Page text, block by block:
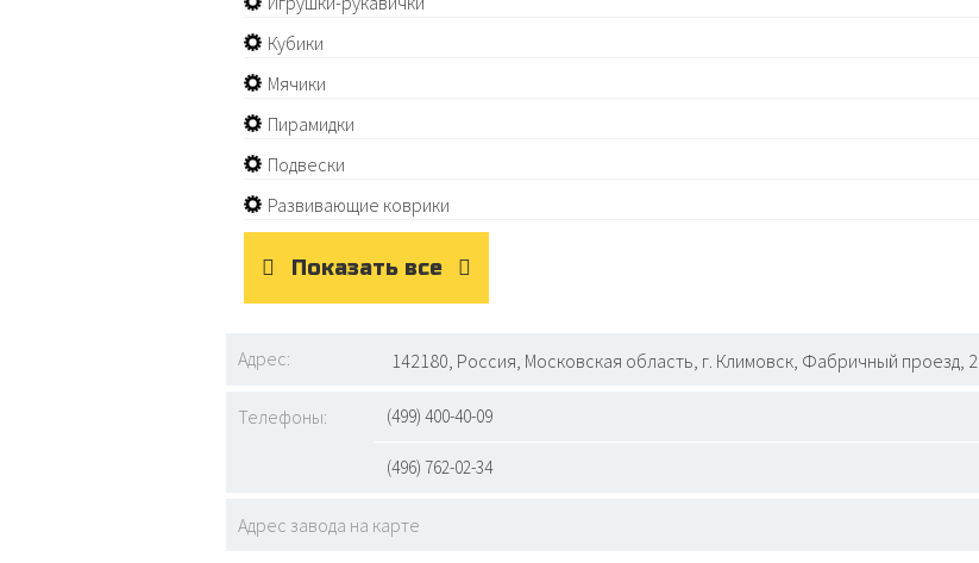
Кубики
Мячики
Пирамидки
Подвески
Развивающие коврики
Показать все
Адрес: 142180, Россия, Московская область, г. Климовск, Фабричный проезд, 2
Телефоны: (499) 400-40-09
(496) 762-02-34
Адрес завода на карте